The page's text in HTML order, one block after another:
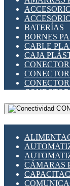
LLAVES
MOTORES
PLC -
RELÉS DE
SENSORES
VARIACS
BATERÍAS
BORNES
CABLE
CAJA
DIP
OTROS
CÁMARAS